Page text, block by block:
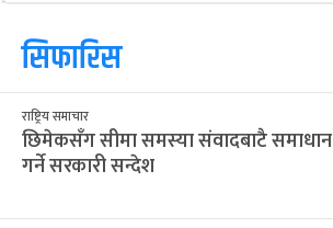
सिफारिस
राष्ट्रिय समाचार
छिमेकसँग सीमा समस्या संवादबाटै समाधान
गर्ने सरकारी सन्देश